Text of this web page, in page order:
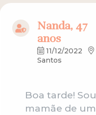
Nanda, 47
anos
11/12/2022
Santos
Boa tarde! Sou
mamãe de um